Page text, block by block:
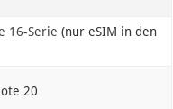
16-Serie (nur eSIM in den
20